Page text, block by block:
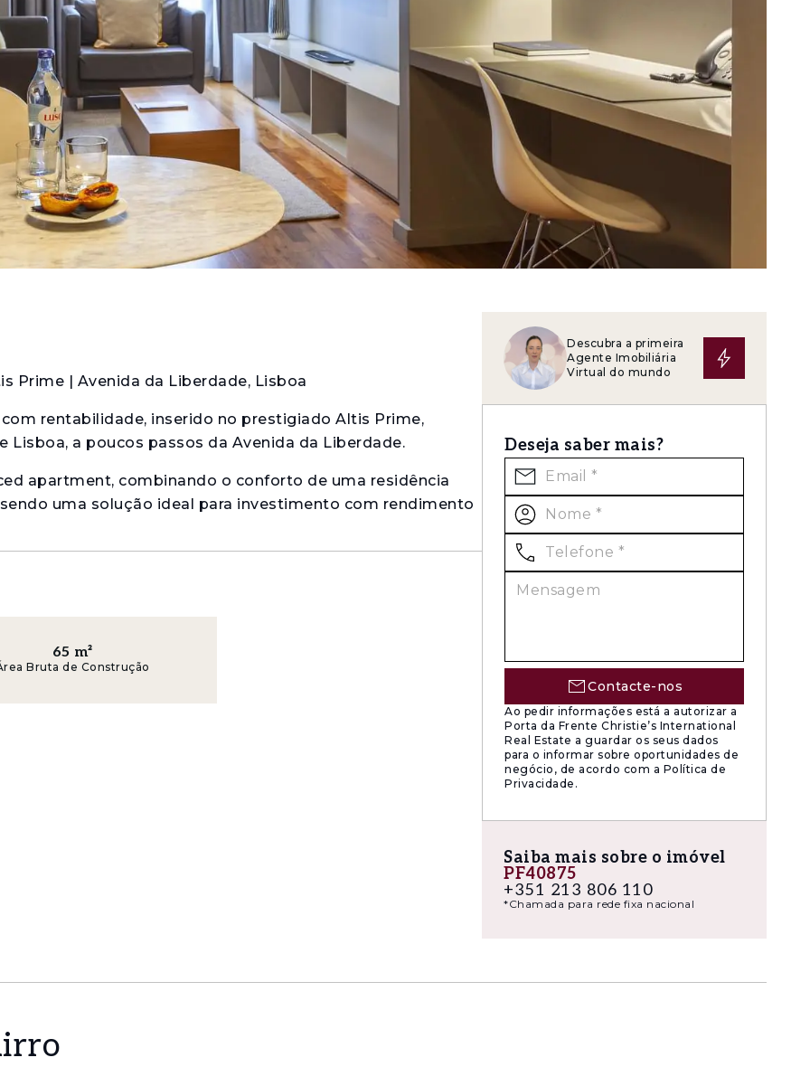
Prime | Avenida da Liberdade, Lisboa
rentabilidade, inserido no prestigiado Altis Prime,
a poucos passos da Avenida da Liberdade.
apartment, combinando o conforto de uma residência
uma solução ideal para investimento com rendimento
65 m²
Bruta de Construção
Descubra a primeira
Agente Imobiliária
Virtual do mundo
Deseja saber mais?
Contacte-nos
Ao pedir informações está a autorizar a
Porta da Frente Christie’s International
Real Estate a guardar os seus dados
para o informar sobre oportunidades de
negócio, de acordo com a Política de
Privacidade.
Saiba mais sobre o imóvel
PF40875
+351 213 806 110
*Chamada para rede fixa nacional